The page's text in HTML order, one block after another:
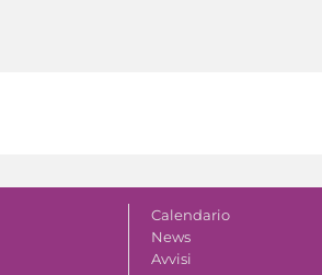
Calendario
News
Avvisi